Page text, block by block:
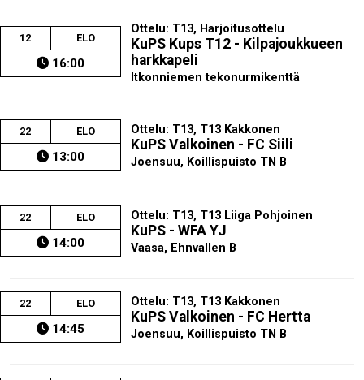
12 ELO
16:00
Ottelu: T13, Harjoitusottelu
KuPS Kups T12 - Kilpajoukkueen
harkkapeli
Itkonniemen tekonurmikenttä
22 ELO
13:00
Ottelu: T13, T13 Kakkonen
KuPS Valkoinen - FC Siili
Joensuu, Koillispuisto TN B
22 ELO
14:00
Ottelu: T13, T13 Liiga Pohjoinen
KuPS - WFA YJ
Vaasa, Ehnvallen B
22 ELO
14:45
Ottelu: T13, T13 Kakkonen
KuPS Valkoinen - FC Hertta
Joensuu, Koillispuisto TN B